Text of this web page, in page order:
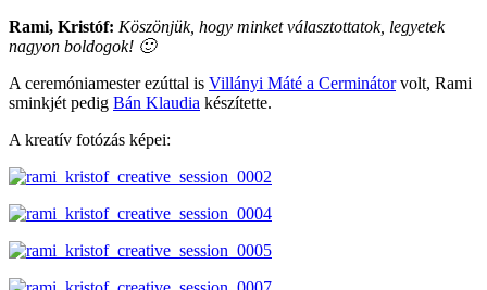
Rami, Kristóf: Köszönjük, hogy minket választottatok, legyetek
nagyon boldogok! 🙂
A ceremóniamester ezúttal is Villányi Máté a Cerminátorvolt, Rami
sminkjét pedig Bán Klaudia készítette.
A kreatív fotózás képei: